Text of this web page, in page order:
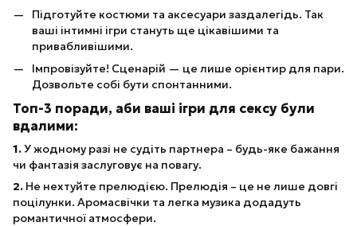
Підготуйте костюми та аксесуари заздалегідь. Так
ваші інтимні ігри стануть ще цікавішими та
привабливішими.
Імпровізуйте! Сценарій — це лише орієнтир для пари.
Дозвольте собі бути спонтанними.
Топ-3 поради, аби ваші ігри для сексу були
вдалими:
1.У жодному разі не судіть партнера – будь-яке бажання
чи фантазія заслуговує на повагу.
2. Не нехтуйте прелюдією. Прелюдія – це не лише довгі
поцілунки. Аромасвічки та легка музика додадуть
романтичної атмосфери.